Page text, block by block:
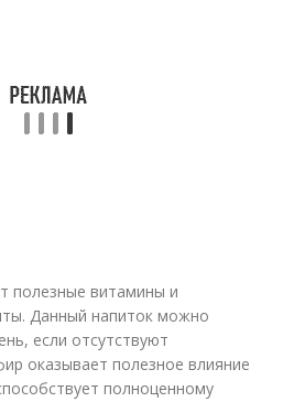
полезные витамины и
Данный напиток можно
если отсутствуют
оказывает полезное влияние
полноценному